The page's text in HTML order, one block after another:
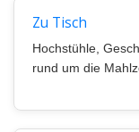
Zu Tisch
Hochstühle,
rund um die